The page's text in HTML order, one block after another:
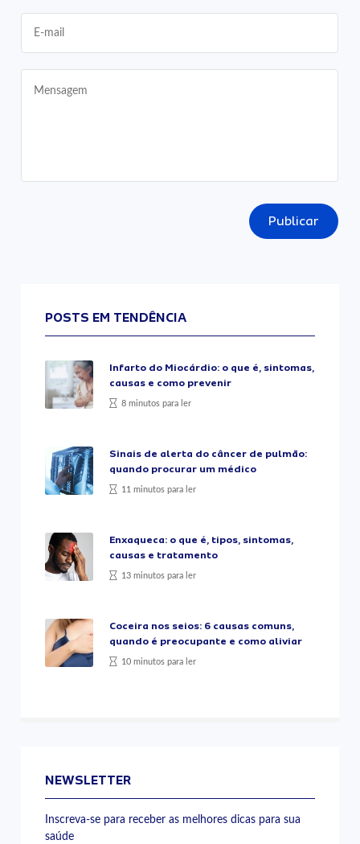
Publicar
POSTS EM TENDÊNCIA
Infarto do Miocárdio: o que é, sintomas,
causas e como prevenir
8 minutos para ler
Sinais de alerta do câncer de pulmão:
quando procurar um médico
11 minutos para ler
Enxaqueca: o que é, tipos, sintomas,
causas e tratamento
13 minutos para ler
Coceira nos seios: 6 causas comuns,
quando é preocupante e como aliviar
10 minutos para ler
NEWSLETTER
Inscreva-se para receber as melhores dicas para sua
saúde